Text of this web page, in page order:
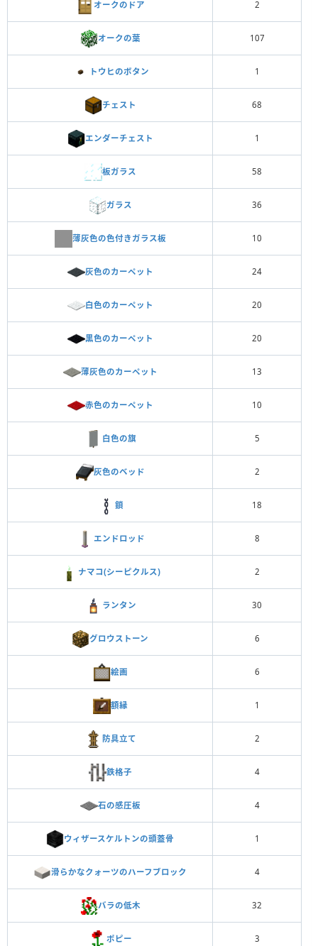
オークのドア 2
オークの葉 107
トウヒのボタン 1
チェスト 68
エンダーチェスト 1
板ガラス 58
ガラス 36
薄灰色の色付きガラス板 10
灰色のカーペット 24
白色のカーペット 20
黒色のカーペット 20
薄灰色のカーペット 13
赤色のカーペット 10
白色の旗 5
灰色のベッド 2
鎖 18
エンドロッド 8
ナマコ(シーピクルス) 2
ランタン 30
グロウストーン 6
絵画 6
額縁 1
防具立て 2
鉄格子 4
石の感圧板 4
ウィザースケルトンの頭蓋骨 1
滑らかなクォーツのハーフブロック 4
バラの低木 32
ポピー 3